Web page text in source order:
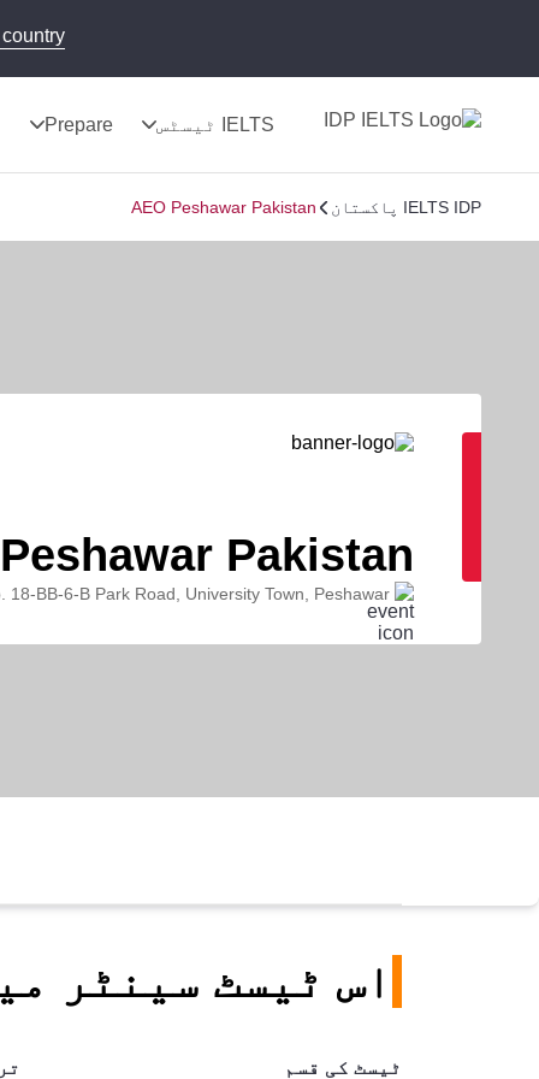
IELTS ٹیسٹس Prepare
IELTS IDP پاکستان AEO Peshawar Pakistan
Pakistan
18-BB-6-B Park Road, University Town, Peshawar
اس ٹیسٹ سینٹر
ٹیسٹ کی قسم